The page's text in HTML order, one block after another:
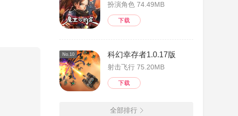
扮演角色 74.49MB
下载
No.10 科幻幸存者1.0.17版
射击飞行 75.20MB
下载
全部排行